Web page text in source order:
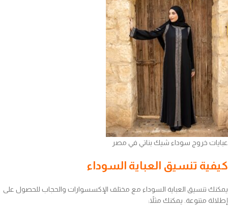
عبايات خروج سوداء شيك بناتي في مصر
كيفية تنسيق العباية السوداء
يمكنك تنسيق العباية السوداء مع مختلف الإكسسوارات والحجاب للحصول على
إطلالة متنوعة. يمكنك مثلاً: